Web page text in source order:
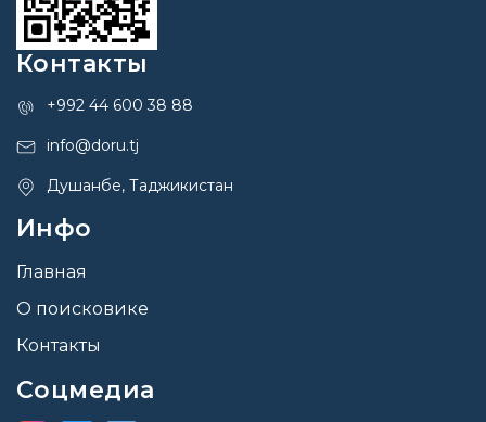
Контакты
+992 44 600 38 88
info@doru.tj
Душанбе, Таджикистан
Инфо
Главная
О поисковике
Контакты
Соцмедиа